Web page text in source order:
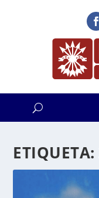
ETIQUETA: